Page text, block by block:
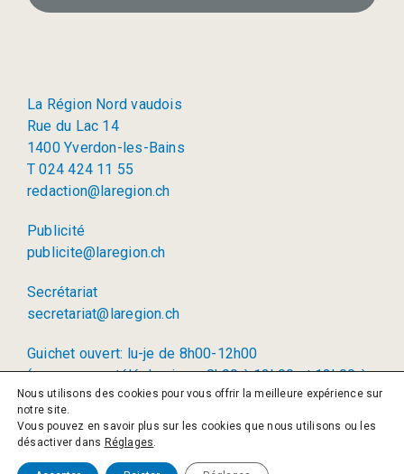
La Région Nord vaudois
Rue du Lac 14
1400 Yverdon-les-Bains
T 024 424 11 55
redaction@laregion.ch
Publicité
publicite@laregion.ch
Secrétariat
secretariat@laregion.ch
Guichet ouvert: lu-je de 8h00-12h00
(permanence téléphonique: 8h00 à 12h00 et 13h00 à
17h00)
© 2026 La Région SA
Nous utilisons des cookies pour vous offrir la meilleure expérience sur
notre site.
Vous pouvez en savoir plus sur les cookies que nous utilisons ou les
désactiver dans Réglages.